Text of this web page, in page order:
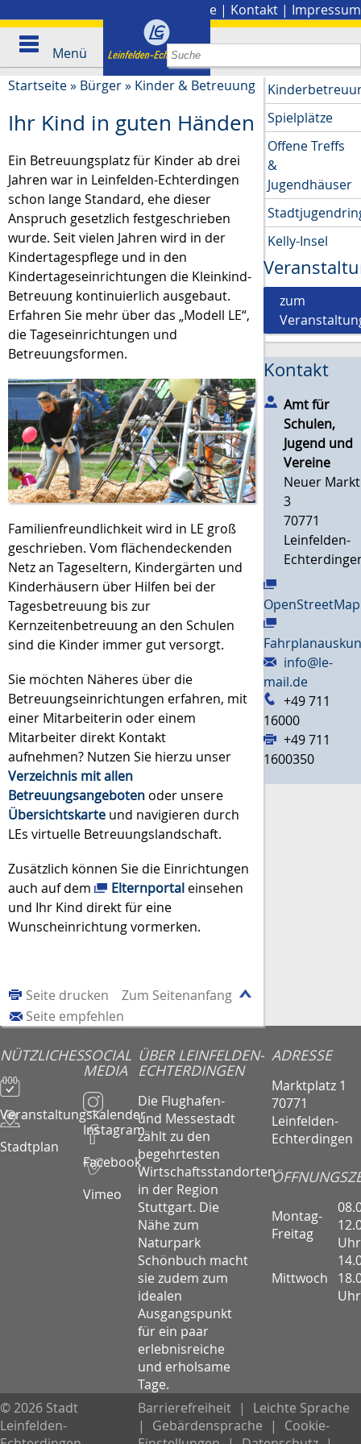
Presse | Kontakt | Impressum
Menü
Startseite» Bürger» Kinder & Betreuung
Ihr Kind in guten Händen
Ein Betreuungsplatz für Kinder ab drei
Jahren war in Leinfelden-Echterdingen
schon lange Standard, ehe dieser
Anspruch gesetzlich festgeschrieben
wurde. Seit vielen Jahren wird in der
Kindertagespflege und in den
Kindertageseinrichtungen die Kleinkind-
Betreuung kontinuierlich ausgebaut.
Erfahren Sie mehr über das „Modell LE“,
die Tageseinrichtungen und
Betreuungsformen.
Familienfreundlichkeit wird in LE groß
geschrieben. Vom flächendeckenden
Netz an Tageseltern, Kindergärten und
Kinderhäusern über Hilfen bei der
Tagesbetreuung bis zur
Kernzeitenbetreuung an den Schulen
sind die Kinder immer gut versorgt.
Sie möchten Näheres über die
Betreuungseinrichtungen erfahren, mit
einer Mitarbeiterin oder einem
Mitarbeiter direkt Kontakt
aufnehmen? Nutzen Sie hierzu unser
Verzeichnis mit allen
Betreuungsangeboten oder unsere
Übersichtskarte und navigieren durch
LEs virtuelle Betreuungslandschaft.
Zusätzlich können Sie die Einrichtungen
auch auf dem
Elternportal einsehen
und Ihr Kind direkt für eine
Wunscheinrichtung vormerken.
Zum Seitenanfang
Seite drucken
Seite empfehlen
Spielplätze
Offene Treffs
&
Jugendhäuser
Kelly-Insel
zum
Kontakt
Amt für
Schulen,
Jugend und
Vereine
Neuer Markt
3
70771
Leinfelden-
OpenStreetMap
info@le-
mail.de
+49 711
16000
+49 711
1600350
NÜTZLICHES
Veranstaltungskalender
Stadtplan
SOCIAL
MEDIA
Instagram
Facebook
Vimeo
ÜBER LEINFELDEN-
ECHTERDINGEN
Die Flughafen-
und Messestadt
zählt zu den
begehrtesten
Wirtschaftsstandorten
in der Region
Stuttgart. Die
Nähe zum
Naturpark
Schönbuch macht
sie zudem zum
idealen
Ausgangspunkt
für ein paar
erlebnisreiche
und erholsame
Tage.
ADRESSE
Marktplatz 1
70771
Leinfelden-
Echterdingen
Montag-
Freitag
Uhr
Mittwoch
Uhr
© 2026 Stadt
Leinfelden-
Barrierefreiheit |
Leichte Sprache
|
Gebärdensprache |
Cookie-